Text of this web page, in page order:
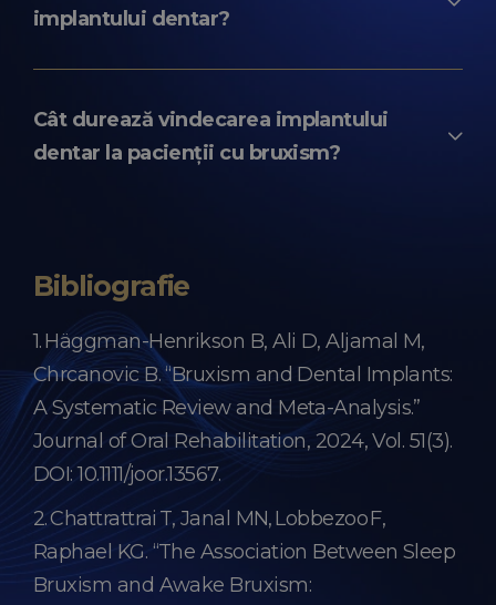
datorită rezistenței mecanice și stabilității
implantului dentar?
considerată obligatorie la pacienții cu
bruxism pentru protecția implanturilor,
Cât durează vindecarea implantului
dentar la pacienții cu bruxism?
la maxilar, însă în multe cazuri medicul
implantolog prefera o perioadă mai lungă de
osteointegrare înaintea protezării definitive
la pacientul cu bruxism.
Bibliografie
1. Häggman-Henrikson B, Ali D, Aljamal M,
Chrcanovic B. “Bruxism and Dental Implants:
A Systematic Review and Meta-Analysis.”
Journal of Oral Rehabilitation, 2024, Vol. 51(3).
DOI: 10.1111/joor.13567.
2. Chattrattrai T, Janal MN, Lobbezoo F,
Raphael KG. “The Association Between Sleep
Bruxism and Awake Bruxism: